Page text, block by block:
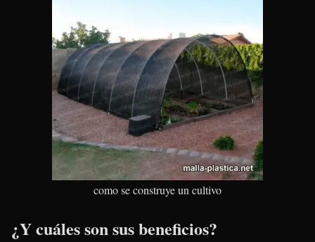
como se construye un cultivo
¿Y cuáles son sus beneficios?